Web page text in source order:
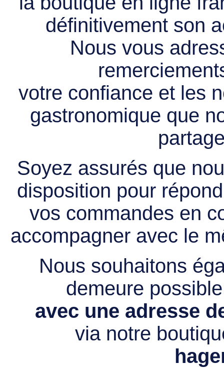
définitivement son
Nous vous
votre confiance et les
gastronomique que
Soyez assurés que
disposition pour
vos commandes en
accompagner avec le
Nous souhaitons
demeure
avec une adresse
via notre